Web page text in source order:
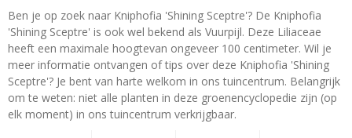
Ben je op zoek naar Kniphofia 'Shining Sceptre'? De Kniphofia
'Shining Sceptre' is ook wel bekend als Vuurpijl. Deze Liliaceae
heeft een maximale hoogtevan ongeveer 100 centimeter. Wil je
meer informatie ontvangen of tips over deze Kniphofia 'Shining
Sceptre'? Je bent van harte welkom in ons tuincentrum. Belangrijk
om te weten: niet alle planten in deze groenencyclopedie zijn (op
elk moment) in ons tuincentrum verkrijgbaar.